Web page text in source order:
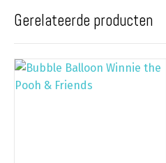
Gerelateerde producten